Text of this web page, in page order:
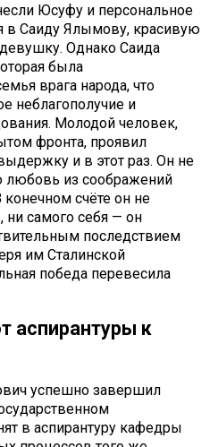
Юсуфу и персональное
в Саиду Ялымову, красивую
Однако Саида
была
врага народа, что
неблагополучие и
Молодой человек,
фронта, проявил
и в этот раз. Он не
любовь из соображений
конечном счёте он не
самого себя — он
последствием
им Сталинской
победа перевесила
аспирантуры к
успешно завершил
в аспирантуру кафедры